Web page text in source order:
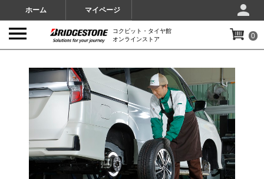
ホーム マイページ
コクピット・タイヤ館
オンラインストア
0